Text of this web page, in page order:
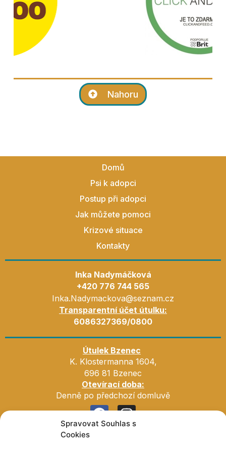
Spravovat Souhlas s
Cookies
Nahoru
Domů
Psi k adopci
Postup při adopci
Jak můžete pomoci
Krizové situace
Kontakty
Inka Nadymáčková
+420 776 744 565
Inka.Nadymackova@seznam.cz
Transparentní účet útulku:
6086327369/0800
Útulek Bzenec
K. Klostermanna 1604,
696 81 Bzenec
Otevírací doba:
Denně po předchozí domluvě